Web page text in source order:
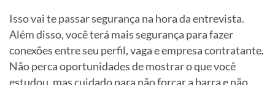
Isso vai te passar segurança na hora da entrevista.
Além disso, você terá mais segurança para fazer
conexões entre seu perfil, vaga e empresa contratante.
Não perca oportunidades de mostrar o que você
estudou, mas cuidado para não forçar a barra e não